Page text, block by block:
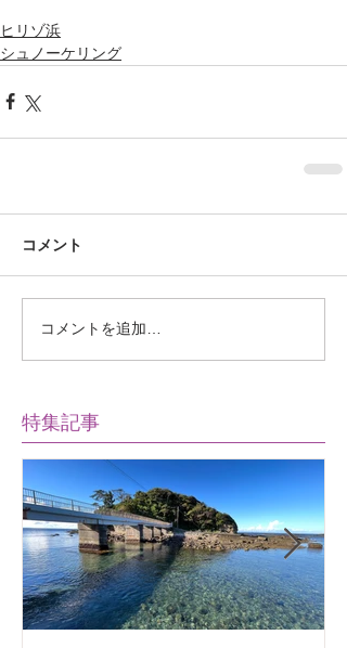
ヒリゾ浜
シュノーケリング
コメント
コメントを追加…
特集記事